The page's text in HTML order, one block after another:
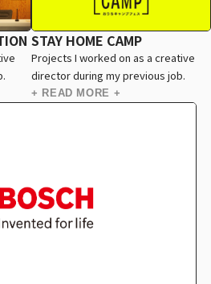
STAY HOME CAMP
Projects I worked on as a creative
director during my previous job.
+ READ MORE +